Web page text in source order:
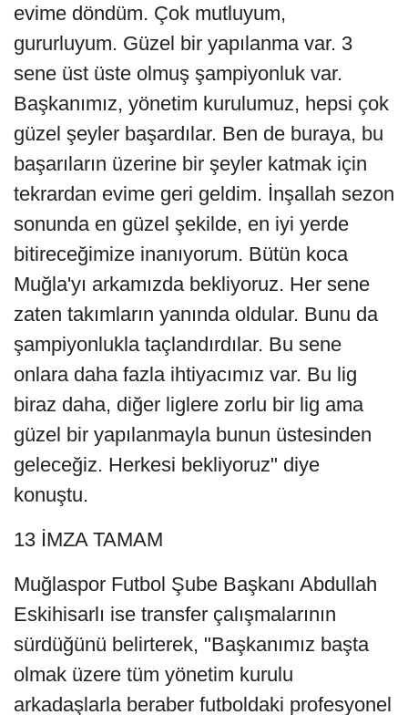
evime döndüm. Çok mutluyum,
gururluyum. Güzel bir yapılanma var. 3
sene üst üste olmuş şampiyonluk var.
Başkanımız, yönetim kurulumuz, hepsi çok
güzel şeyler başardılar. Ben de buraya, bu
başarıların üzerine bir şeyler katmak için
tekrardan evime geri geldim. İnşallah sezon
sonunda en güzel şekilde, en iyi yerde
bitireceğimize inanıyorum. Bütün koca
Muğla'yı arkamızda bekliyoruz. Her sene
zaten takımların yanında oldular. Bunu da
şampiyonlukla taçlandırdılar. Bu sene
onlara daha fazla ihtiyacımız var. Bu lig
biraz daha, diğer liglere zorlu bir lig ama
güzel bir yapılanmayla bunun üstesinden
geleceğiz. Herkesi bekliyoruz" diye
konuştu.
13 İMZA TAMAM
Muğlaspor Futbol Şube Başkanı Abdullah
Eskihisarlı ise transfer çalışmalarının
sürdüğünü belirterek, "Başkanımız başta
olmak üzere tüm yönetim kurulu
arkadaşlarla beraber futboldaki profesyonel